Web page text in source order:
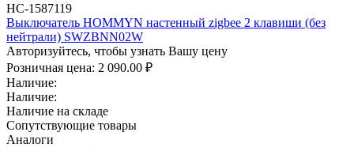
НС-1587119
Выключатель HOMMYN настенный zigbee 2 клавиши (без
нейтрали) SWZBNN02W
Авторизуйтесь, чтобы узнать Вашу цену
Розничная цена: 2 090.00 ₽
Наличие:
Наличие:
Наличие на складе
Сопутствующие товары
Аналоги